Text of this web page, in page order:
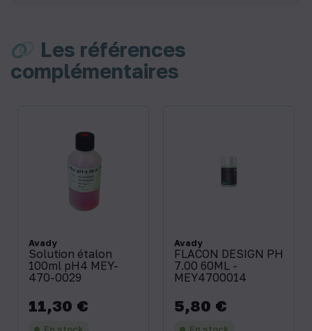
Les références
complémentaires
Avady
Solution étalon
100ml pH4 MEY-
470-0029
Prix
11,30 €
En stock
Avady
FLACON DESIGN PH
7.00 60ML -
MEY4700014
Prix
5,80 €
En stock